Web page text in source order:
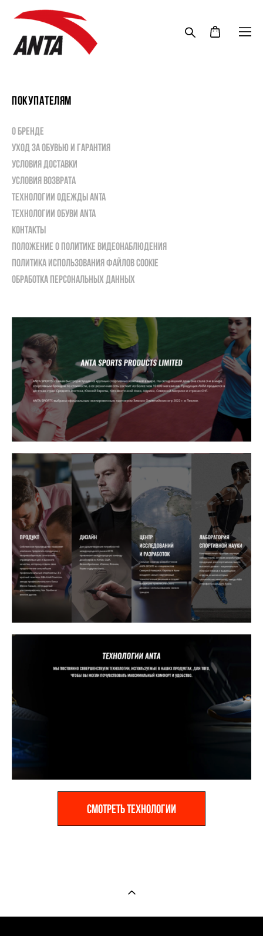
ПОКУПАТЕЛЯМ
О БРЕНДЕ
уХОД ЗА ОБУВЬЮ И ГАРАНТИЯ
УСЛОВИЯ ДОСТАВКИ
УСЛОВИЯ ВОЗВРАТА
ТЕХНОЛОГИИ одежды ANTA
ТЕХНОЛОГИИ ОБУВИ ANTA
КОНТАКТЫ
Положение о политике видеонаблюдения
политика использования файлов COOKIE
ОБРАБОТКА ПЕРСОНАЛЬНЫХ ДАННЫХ
СМОТРЕТЬ ТЕХНОЛОГИИ